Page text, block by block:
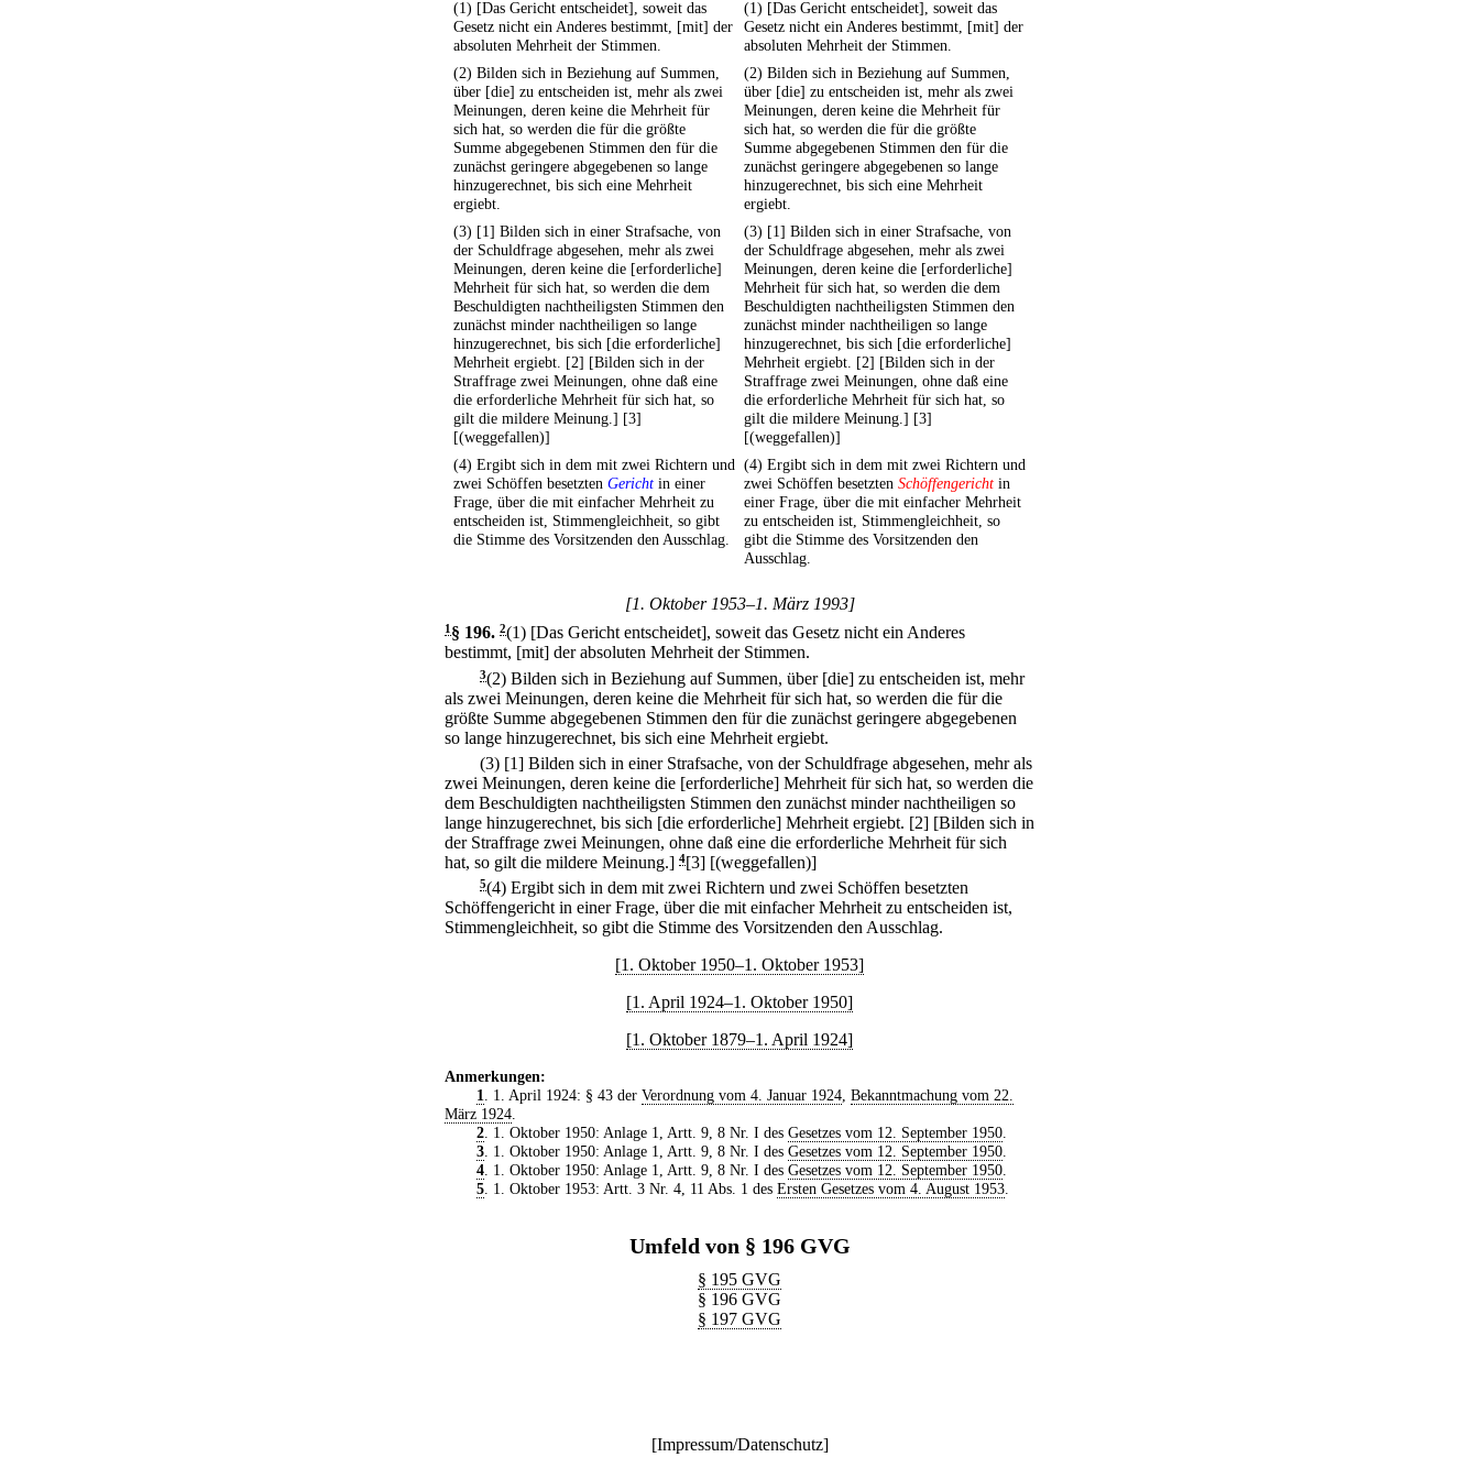
(1) [Das Gericht entscheidet], soweit das
Gesetz nicht ein Anderes bestimmt, [mit] der
absoluten Mehrheit der Stimmen.
(1) [Das Gericht entscheidet], soweit das
Gesetz nicht ein Anderes bestimmt, [mit] der
absoluten Mehrheit der Stimmen.
(2) Bilden sich in Beziehung auf Summen,
über [die] zu entscheiden ist, mehr als zwei
Meinungen, deren keine die Mehrheit für
sich hat, so werden die für die größte
Summe abgegebenen Stimmen den für die
zunächst geringere abgegebenen so lange
hinzugerechnet, bis sich eine Mehrheit
ergiebt.
(2) Bilden sich in Beziehung auf Summen,
über [die] zu entscheiden ist, mehr als zwei
Meinungen, deren keine die Mehrheit für
sich hat, so werden die für die größte
Summe abgegebenen Stimmen den für die
zunächst geringere abgegebenen so lange
hinzugerechnet, bis sich eine Mehrheit
ergiebt.
(3) [1] Bilden sich in einer Strafsache, von
der Schuldfrage abgesehen, mehr als zwei
Meinungen, deren keine die [erforderliche]
Mehrheit für sich hat, so werden die dem
Beschuldigten nachtheiligsten Stimmen den
zunächst minder nachtheiligen so lange
hinzugerechnet, bis sich [die erforderliche]
Mehrheit ergiebt. [2] [Bilden sich in der
Straffrage zwei Meinungen, ohne daß eine
die erforderliche Mehrheit für sich hat, so
gilt die mildere Meinung.] [3]
[(weggefallen)]
(3) [1] Bilden sich in einer Strafsache, von
der Schuldfrage abgesehen, mehr als zwei
Meinungen, deren keine die [erforderliche]
Mehrheit für sich hat, so werden die dem
Beschuldigten nachtheiligsten Stimmen den
zunächst minder nachtheiligen so lange
hinzugerechnet, bis sich [die erforderliche]
Mehrheit ergiebt. [2] [Bilden sich in der
Straffrage zwei Meinungen, ohne daß eine
die erforderliche Mehrheit für sich hat, so
gilt die mildere Meinung.] [3]
[(weggefallen)]
(4) Ergibt sich in dem mit zwei Richtern und
zwei Schöffen besetzten Gericht in einer
Frage, über die mit einfacher Mehrheit zu
entscheiden ist, Stimmengleichheit, so gibt
die Stimme des Vorsitzenden den Ausschlag.
(4) Ergibt sich in dem mit zwei Richtern und
zwei Schöffen besetzten Schöffengericht in
einer Frage, über die mit einfacher Mehrheit
zu entscheiden ist, Stimmengleichheit, so
gibt die Stimme des Vorsitzenden den
Ausschlag.
[1. Oktober 1953–1. März 1993]
1§ 196. 2(1) [Das Gericht entscheidet], soweit das Gesetz nicht ein Anderes
bestimmt, [mit] der absoluten Mehrheit der Stimmen.
3(2) Bilden sich in Beziehung auf Summen, über [die] zu entscheiden ist, mehr
als zwei Meinungen, deren keine die Mehrheit für sich hat, so werden die für die
größte Summe abgegebenen Stimmen den für die zunächst geringere abgegebenen
so lange hinzugerechnet, bis sich eine Mehrheit ergiebt.
(3) [1] Bilden sich in einer Strafsache, von der Schuldfrage abgesehen, mehr als
zwei Meinungen, deren keine die [erforderliche] Mehrheit für sich hat, so werden die
dem Beschuldigten nachtheiligsten Stimmen den zunächst minder nachtheiligen so
lange hinzugerechnet, bis sich [die erforderliche] Mehrheit ergiebt. [2] [Bilden sich in
der Straffrage zwei Meinungen, ohne daß eine die erforderliche Mehrheit für sich
hat, so gilt die mildere Meinung.] 4[3] [(weggefallen)]
5(4) Ergibt sich in dem mit zwei Richtern und zwei Schöffen besetzten
Schöffengericht in einer Frage, über die mit einfacher Mehrheit zu entscheiden ist,
Stimmengleichheit, so gibt die Stimme des Vorsitzenden den Ausschlag.
[1. Oktober 1950–1. Oktober 1953]
[1. April 1924–1. Oktober 1950]
[1. Oktober 1879–1. April 1924]
Anmerkungen:
1
. 1. April 1924: § 43 der Verordnung vom 4. Januar 1924, Bekanntmachung vom 22.
März 1924
2. 1. Oktober 1950: Anlage 1, Artt. 9, 8 Nr. I des Gesetzes vom 12. September 1950.
3. 1. Oktober 1950: Anlage 1, Artt. 9, 8 Nr. I des Gesetzes vom 12. September 1950.
4. 1. Oktober 1950: Anlage 1, Artt. 9, 8 Nr. I des Gesetzes vom 12. September 1950.
5. 1. Oktober 1953: Artt. 3 Nr. 4, 11 Abs. 1 des Ersten Gesetzes vom 4. August 1953.
Umfeld von § 196 GVG
§ 195 GVG
§ 196 GVG
§ 197 GVG
[Impressum/Datenschutz]